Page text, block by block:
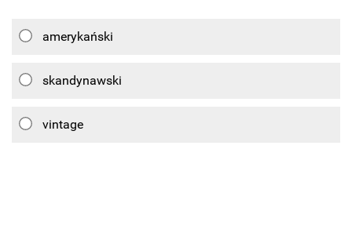
amerykański
skandynawski
vintage